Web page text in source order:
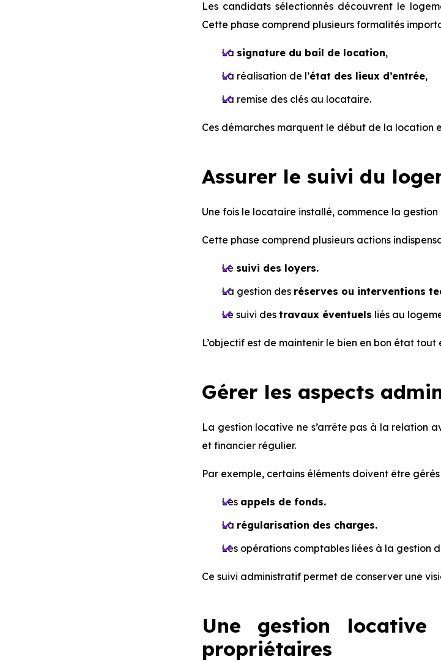
Les candidats sélectionnés découvrent le
Cette phase comprend plusieurs formalités
La signature du bail de location,
La réalisation de l’état des lieux d’entrée,
La remise des clés au locataire.
Ces démarches marquent le début de la
Assurer le suivi du
Une fois le locataire installé, commence la
Cette phase comprend plusieurs actions
Le suivi des loyers.
La gestion des réserves ou interventions
Le suivi des travaux éventuels liés au
L’objectif est de maintenir le bien en bon état
Gérer les aspects
La gestion locative ne s’arrête pas à la relation
et financier régulier.
Par exemple, certains éléments doivent être
Les appels de fonds.
La régularisation des charges.
Les opérations comptables liées à la gestion
Ce suivi administratif permet de conserver une
Une gestion
propriétaires